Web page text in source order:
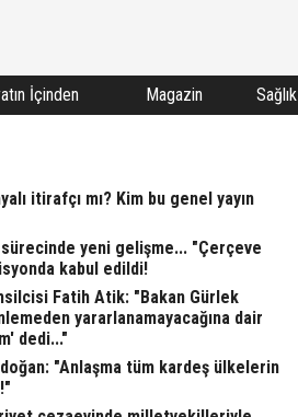
İçinden Magazin Sağlık
itirafçı mı? Kim bu genel yayın
yeni gelişme... "Çerçeve
kabul edildi!
Fatih Atik: "Bakan Gürlek
yararlanamayacağına dair
dedi..."
"Anlaşma tüm kardeş ülkelerin